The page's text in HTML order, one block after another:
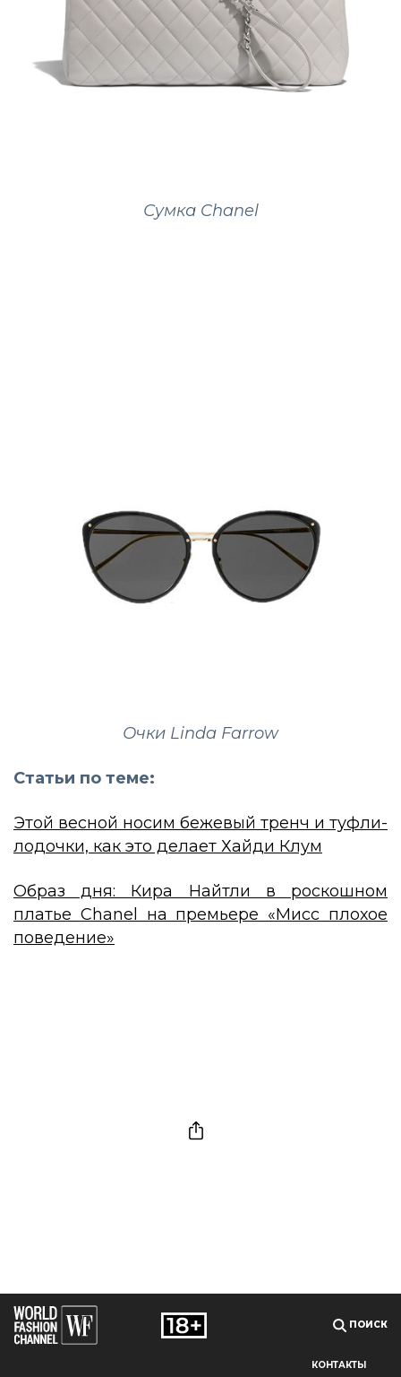
Сумка Chanel
Очки Linda Farrow
Статьи по теме:
Этой весной носим бежевый тренч и туфли-
лодочки, как это делает Хайди Клум
Образ дня: Кира Найтли в роскошном
платье Chanel на премьере «Мисс плохое
поведение»
ПОИСК
КОНТАКТЫ